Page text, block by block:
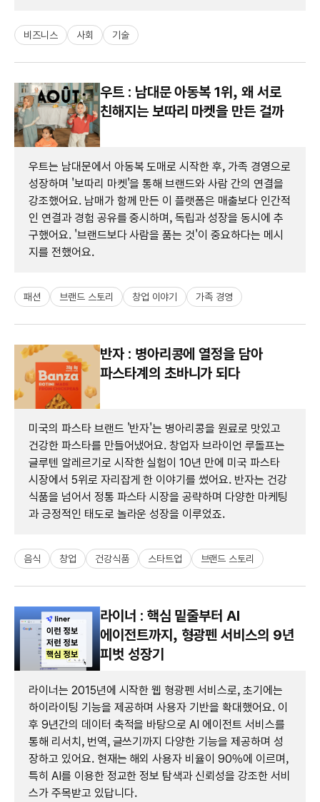
비즈니스 사회 기술
우트 : 남대문 아동복 1위, 왜 서로
친해지는 보따리 마켓을 만든 걸까
우트는 남대문에서 아동복 도매로 시작한 후, 가족 경영으로
성장하며 '보따리 마켓'을 통해 브랜드와 사람 간의 연결을
강조했어요. 남매가 함께 만든 이 플랫폼은 매출보다 인간적
인 연결과 경험 공유를 중시하며, 독립과 성장을 동시에 추
구했어요. '브랜드보다 사람을 품는 것'이 중요하다는 메시
지를 전했어요.
패션 브랜드 스토리 창업 이야기 가족 경영
반자 : 병아리콩에 열정을 담아
파스타계의 초바니가 되다
미국의 파스타 브랜드 '반자'는 병아리콩을 원료로 맛있고
건강한 파스타를 만들어냈어요. 창업자 브라이언 루돌프는
글루텐 알레르기로 시작한 실험이 10년 만에 미국 파스타
시장에서 5위로 자리잡게 한 이야기를 썼어요. 반자는 건강
식품을 넘어서 정통 파스타 시장을 공략하며 다양한 마케팅
과 긍정적인 태도로 놀라운 성장을 이루었죠.
음식 창업 건강식품 스타트업 브랜드 스토리
라이너 : 핵심 밑줄부터 AI
에이전트까지, 형광펜 서비스의 9년
피벗 성장기
라이너는 2015년에 시작한 웹 형광펜 서비스로, 초기에는
하이라이팅 기능을 제공하며 사용자 기반을 확대했어요. 이
후 9년간의 데이터 축적을 바탕으로 AI 에이전트 서비스를
통해 리서치, 번역, 글쓰기까지 다양한 기능을 제공하며 성
장하고 있어요. 현재는 해외 사용자 비율이 90%에 이르며,
특히 AI를 이용한 정교한 정보 탐색과 신뢰성을 강조한 서비
스가 주목받고 있답니다.